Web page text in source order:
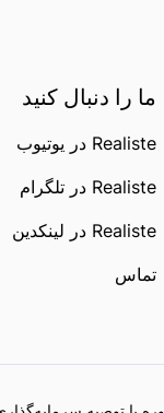
ما را دنبال کنید
Realiste در یوتیوب
Realiste در تلگرام
Realiste در لینکدین
تماس